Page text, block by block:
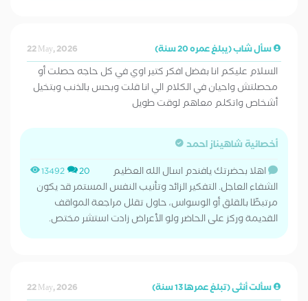
سأل شاب (يبلغ عمره 20 سنة) 22 May, 2026
السلام عليكم انا بفضل افكر كتير اوي في كل حاجه حصلت أو
محصلتش واحيان في الكلام الي انا قلت وبحس بالذنب وبتخيل
أشخاص واتكلم معاهم لوقت طويل
أخصائية شاهيناز احمد
13492 20
اهلا بحضرتك يافندم اسال الله العظيم
الشفاء العاجل. التفكير الزائد وتأنيب النفس المستمر قد يكون
مرتبطًا بالقلق أو الوسواس، حاول تقلل مراجعة المواقف
القديمة وركز على الحاضر ولو الأعراض زادت استشر مختص.
سألت أنثى (تبلغ عمرها 13 سنة) 22 May, 2026